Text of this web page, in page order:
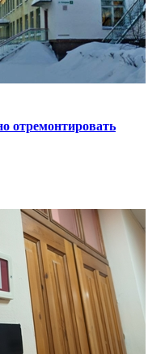
отремонтировать